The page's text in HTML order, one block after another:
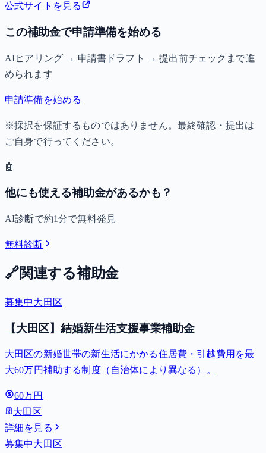
公式サイトを見る
この補助金で申請準備を始める
AIヒアリング → 申請書ドラフト → 提出前チェックまで進
められます
申請準備を始める
※採択を保証するものではありません。最終確認・提出は
ご自身で行ってください。
🤖
他にも使える補助金があるかも？
AI診断で約1分で無料発見
無料診断
🔗関連する補助金
募集中大田区
【大田区】結婚新生活支援事業補助金
大田区の新婚世帯の新生活にかかる住居費・引越費用を最
大60万円補助する制度（自治体により異なる）。
60万円
大田区
詳細を見る
募集中大田区